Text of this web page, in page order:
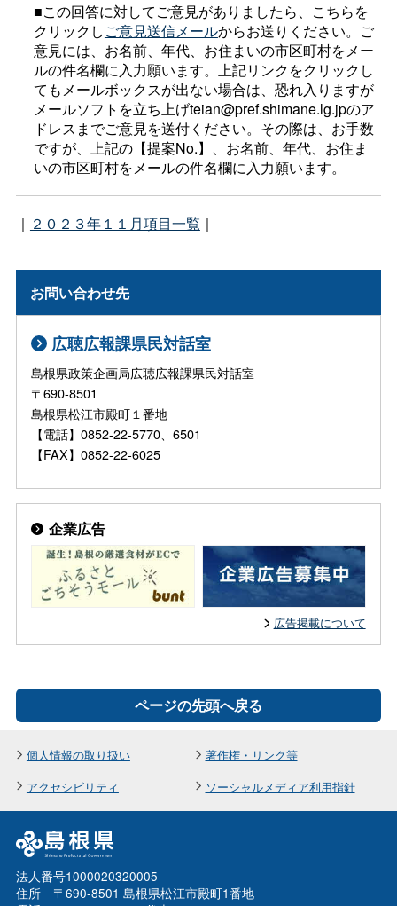
■この回答に対してご意見がありましたら、こちらを
クリックしご意見送信メールからお送りください。ご
意見には、お名前、年代、お住まいの市区町村をメー
ルの件名欄に入力願います。上記リンクをクリックし
てもメールボックスが出ない場合は、恐れ入りますが
メールソフトを立ち上げteian@pref.shimane.lg.jpのア
ドレスまでご意見を送付ください。その際は、お手数
ですが、上記の【提案No.】、お名前、年代、お住ま
いの市区町村をメールの件名欄に入力願います。
｜ ２０２３年１１月項目一覧 ｜
お問い合わせ先
広聴広報課県民対話室
島根県政策企画局広聴広報課県民対話室
〒690-8501
島根県松江市殿町１番地
【電話】0852-22-5770、6501
【FAX】0852-22-6025
企業広告
広告掲載について
ページの先頭へ戻る
個人情報の取り扱い
著作権・リンク等
アクセシビリティ
ソーシャルメディア利用指針
法人番号1000020320005
住所 〒690-8501 島根県松江市殿町1番地